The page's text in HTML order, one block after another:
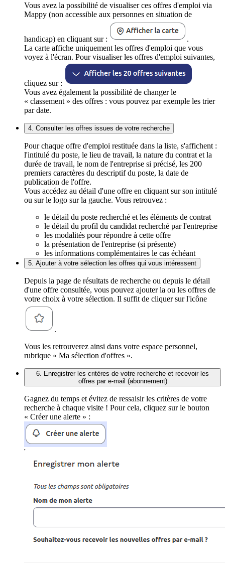
Vous avez la possibilité de visualiser ces offres d'emploi via
Mappy (non accessible aux personnes en situation de
handicap) en cliquant sur :
.
La carte affiche uniquement les offres d'emploi que vous
voyez à l'écran. Pour visualiser les offres d'emploi suivantes,
cliquez sur :
Vous avez également la possibilité de changer le
« classement » des offres : vous pouvez par exemple les trier
par date.
4. Consulter les offres issues de votre recherche
Pour chaque offre d'emploi restituée dans la liste, s'affichent :
l'intitulé du poste, le lieu de travail, la nature du contrat et la
durée de travail, le nom de l'entreprise si précisé, les 200
premiers caractères du descriptif du poste, la date de
publication de l'offre.
Vous accédez au détail d'une offre en cliquant sur son intitulé
ou sur le logo sur la gauche. Vous retrouvez :
le détail du poste recherché et les éléments de contrat
le détail du profil du candidat recherché par l'entreprise
les modalités pour répondre à cette offre
la présentation de l'entreprise (si présente)
les informations complémentaires le cas échéant
5. Ajouter à votre sélection les offres qui vous intéressent
Depuis la page de résultats de recherche ou depuis le détail
d'une offre consultée, vous pouvez ajouter la ou les offres de
votre choix à votre sélection. Il suffit de cliquer sur l'icône
.
Vous les retrouverez ainsi dans votre espace personnel,
rubrique « Ma sélection d'offres ».
6. Enregistrer les critères de votre recherche et recevoir les
offres par e-mail (abonnement)
Gagnez du temps et évitez de ressaisir les critères de votre
recherche à chaque visite ! Pour cela, cliquez sur le bouton
« Créer une alerte » :